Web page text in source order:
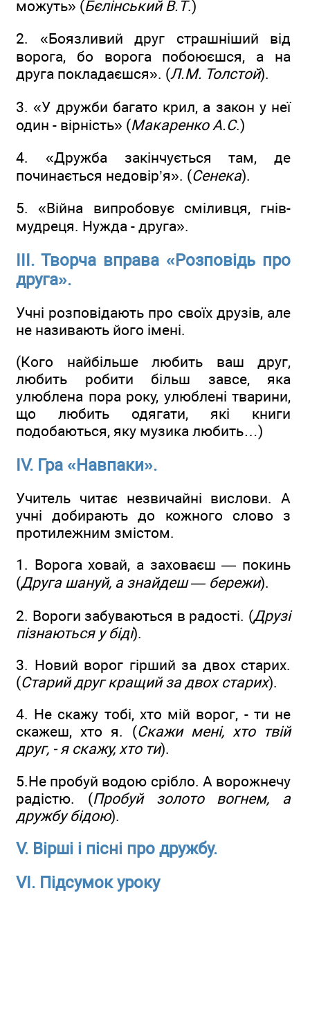
можуть» (Бєлінський В.Т.)
2. «Боязливий друг страшніший від
ворога, бо ворога побоюєшся, а на
друга покладаєшся». (Л.М. Толстой).
3. «У дружби багато крил, а закон у неї
один - вірність» (Макаренко А.С.)
4. «Дружба закінчується там, де
починається недовір’я». (Сенека).
5. «Війна випробовує сміливця, гнів-
мудреця. Нужда - друга».
ІІІ. Творча вправа «Розповідь про
друга».
Учні розповідають про своїх друзів, але
не називають його імені.
(Кого найбільше любить ваш друг,
любить робити більш завсе, яка
улюблена пора року, улюблені тварини,
що любить одягати, які книги
подобаються, яку музика любить…)
ІV. Гра «Навпаки».
Учитель читає незвичайні вислови. А
учні добирають до кожного слово з
протилежним змістом.
1. Ворога ховай, а заховаєш — покинь
(Друга шануй, а знайдеш — бережи).
2. Вороги забуваються в радості. (Друзі
пізнаються у біді).
3. Новий ворог гірший за двох старих.
(Старий друг кращий за двох старих).
4. Не скажу тобі, хто мій ворог, - ти не
скажеш, хто я. (Скажи мені, хто твій
друг, - я скажу, хто ти).
5.Не пробуй водою срібло. А ворожнечу
радістю. (Пробуй золото вогнем, а
дружбу бідою).
V. Вірші і пісні про дружбу.
VІ. Підсумок уроку